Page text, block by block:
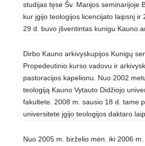
studijas tęsė Šv. Marijos seminarijoje
kur įgijo teologijos licencijato laipsnį ir
29 d. buvo įšventintas kunigu Kauno
Dirbo Kauno arkivyskupijos Kunigų
Propedeutinio kurso vadovu ir
pastoracijos kapelionu. Nuo 2002
teologiją Kauno Vytauto Didžiojo
fakultete. 2008 m. sausio 18 d. tame
universitete įgijo teologijos daktaro
Nuo 2005 m. birželio mėn. iki 2006